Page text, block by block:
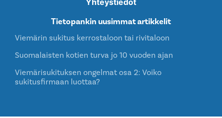
Tietopankin uusimmat artikkelit
Viemärin sukitus kerrostaloon tai rivitaloon
Suomalaisten kotien turva jo 10 vuoden ajan
Viemärisukituksen ongelmat osa 2: Voiko
sukitusfirmaan luottaa?